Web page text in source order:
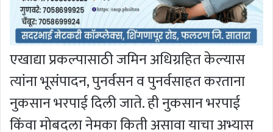
एखाद्या प्रकल्पासाठी जमिन अधिग्रहित केल्यास
त्यांना भूसंपादन, पुनर्वसन व पुनर्वसाहत करताना
नुकसान भरपाई दिली जाते. ही नुकसान भरपाई
किंवा मोबदला नेमका किती असावा याचा अभ्यास